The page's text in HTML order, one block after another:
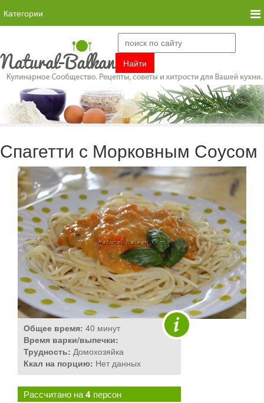
Категории
Спагетти с Морковным Соусом
Общее время: 40 минут
Время варки/выпечки:
Трудность: Домохозяйка
Ккал на порцию: Нет данных
Рассчитано на 4 персон